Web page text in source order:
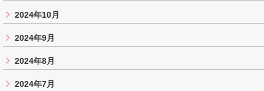
2024年10月
2024年9月
2024年8月
2024年7月